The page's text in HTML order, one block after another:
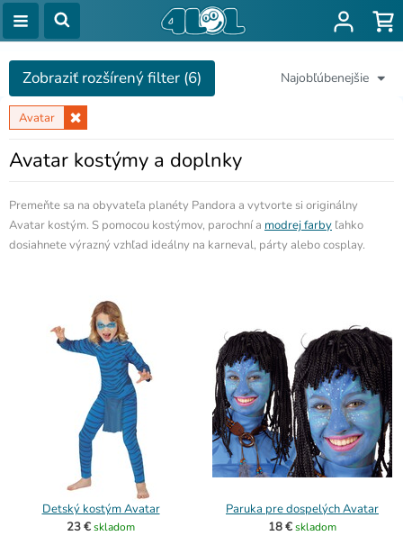
Najobľúbenejšie
Zobraziť rozšírený filter (6)
Avatar
Avatar kostýmy a doplnky
Premeňte sa na obyvateľa planéty Pandora a vytvorte si originálny
Avatar kostým. S pomocou kostýmov, parochní a modrej farby ľahko
dosiahnete výrazný vzhľad ideálny na karneval, párty alebo cosplay.
Detský kostým Avatar
23 €skladom
Paruka pre dospelých Avatar
18 €skladom